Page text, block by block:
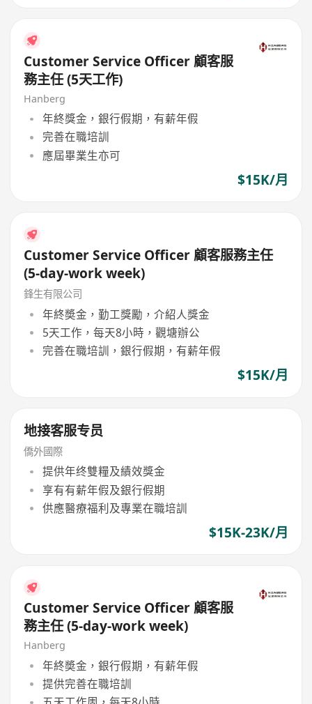
Customer Service Officer 顧客服
務主任 (5天工作)
Hanberg
年終獎金，銀行假期，有薪年假
完善在職培訓
應屆畢業生亦可
$15K/月
Customer Service Officer 顧客服務主任
(5-day-work week)
鋒生有限公司
年終奬金，勤工獎勵，介紹人獎金
5天工作，每天8小時，觀塘辦公
完善在職培訓，銀行假期，有薪年假
$15K/月
地接客服专员
僑外國際
提供年终雙糧及績效獎金
享有有薪年假及銀行假期
供應醫療福利及專業在職培訓
$15K-23K/月
Customer Service Officer 顧客服
務主任 (5-day-work week)
Hanberg
年終奬金，銀行假期，有薪年假
提供完善在職培訓